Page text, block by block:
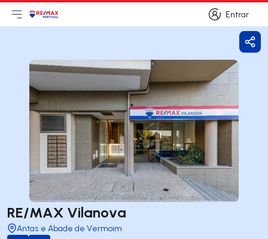
Entrar
Entrar
Abri menu principal
LogoIr para página inicial
RE/MAX Vilanova
Antas e Abade de Vermoim